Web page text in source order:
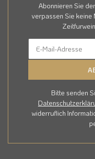
Abonnieren Sie
verpassen Sie keine
Bitte senden
widerruflich